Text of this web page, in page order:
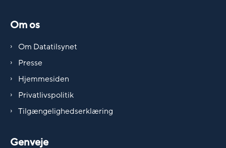
Om os
Om Datatilsynet
Presse
Hjemmesiden
Privatlivspolitik
Tilgængelighedserklæring
Genveje